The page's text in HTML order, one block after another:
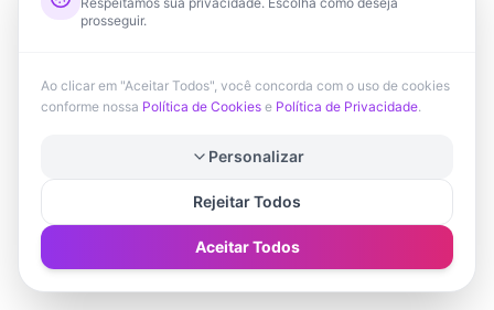
prosseguir.
Ao clicar em "Aceitar Todos", você concorda com o uso de cookies
conforme nossa Política de Cookies e Política de Privacidade.
Personalizar
Rejeitar Todos
Aceitar Todos